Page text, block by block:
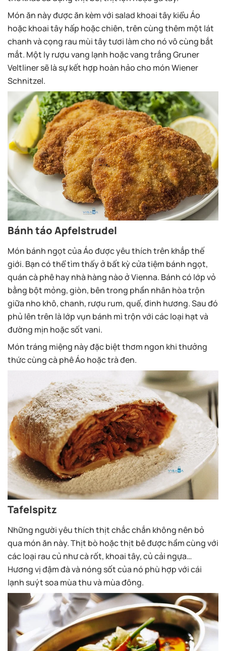
Món ăn này được ăn kèm với salad khoai tây kiểu Áo
hoặc khoai tây hấp hoặc chiên, trên cùng thêm một lát
chanh và cọng rau mùi tây tươi làm cho nó vô cùng bắt
mắt. Một ly rượu vang lạnh hoặc vang trắng Gruner
Veltliner sẽ là sự kết hợp hoàn hảo cho món Wiener
Schnitzel.
Bánh táo Apfelstrudel
Món bánh ngọt của Áo được yêu thích trên khắp thế
giới. Bạn có thể tìm thấy ở bất kỳ cửa tiệm bánh ngọt,
quán cà phê hay nhà hàng nào ở Vienna. Bánh có lớp vỏ
bằng bột mỏng, giòn, bên trong phần nhân hòa trộn
giữa nho khô, chanh, rượu rum, quế, đinh hương. Sau đó
phủ lên trên là lớp vụn bánh mì trộn với các loại hạt và
đường mịn hoặc sốt vani.
Món tráng miệng này đặc biệt thơm ngon khi thưởng
thức cùng cà phê Áo hoặc trà đen.
Tafelspitz
Những người yêu thích thịt chắc chắn không nên bỏ
qua món ăn này. Thịt bò hoặc thịt bê được hầm cùng với
các loại rau củ như cà rốt, khoai tây, củ cải ngựa…
Hương vị đậm đà và nóng sốt của nó phù hợp với cái
lạnh suýt soa mùa thu và mùa đông.